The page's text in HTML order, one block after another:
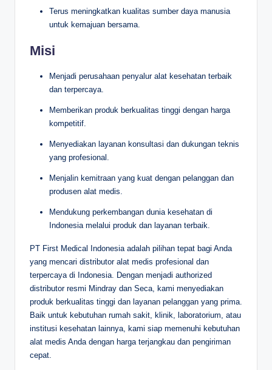
Terus meningkatkan kualitas sumber daya manusia
untuk kemajuan bersama.
Misi
Menjadi perusahaan penyalur alat kesehatan terbaik
dan terpercaya.
Memberikan produk berkualitas tinggi dengan harga
kompetitif.
Menyediakan layanan konsultasi dan dukungan teknis
yang profesional.
Menjalin kemitraan yang kuat dengan pelanggan dan
produsen alat medis.
Mendukung perkembangan dunia kesehatan di
Indonesia melalui produk dan layanan terbaik.
PT First Medical Indonesia adalah pilihan tepat bagi Anda
yang mencari distributor alat medis profesional dan
terpercaya di Indonesia. Dengan menjadi authorized
distributor resmi Mindray dan Seca, kami menyediakan
produk berkualitas tinggi dan layanan pelanggan yang prima.
Baik untuk kebutuhan rumah sakit, klinik, laboratorium, atau
institusi kesehatan lainnya, kami siap memenuhi kebutuhan
alat medis Anda dengan harga terjangkau dan pengiriman
cepat.